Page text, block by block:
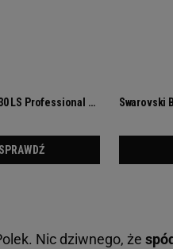
Nic dziwnego, że